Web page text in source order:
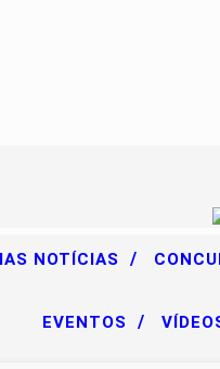
NOTÍCIAS /
EVENTOS /